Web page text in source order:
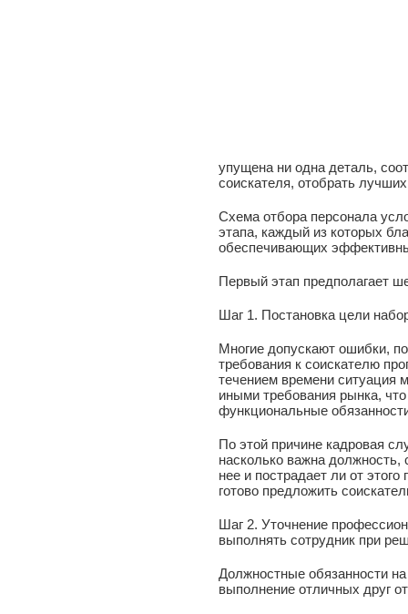
упущена ни одна деталь,
соискателя, отобрать
Схема отбора персонала
этапа, каждый из которых
обеспечивающих
Первый этап предполагает
Шаг 1. Постановка цели
Многие допускают ошибки,
требования к соискателю
течением времени ситуация
иными требования рынка,
функциональные
По этой причине кадровая
насколько важна должность,
нее и пострадает ли от
готово предложить
Шаг 2. Уточнение
выполнять сотрудник при
Должностные обязанности
выполнение отличных друг